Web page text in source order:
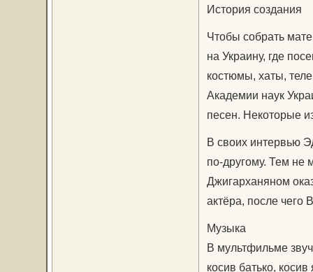
История создания
Чтобы собрать
на Украину, где
костюмы, хаты,
Академии наук
песен. Некоторые
В своих интервью
по-другому. Тем не
Джигарханяном
актёра, после чего
Музыка
В мультфильме
косив батько,